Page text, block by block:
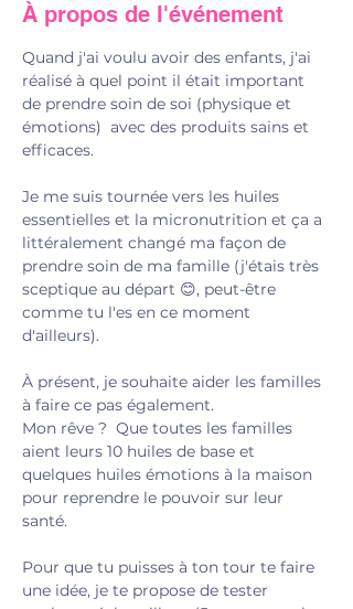
À propos de l'événement
Quand j'ai voulu avoir des enfants, j'ai
réalisé à quel point il était important
de prendre soin de soi (physique et
émotions)  avec des produits sains et
efficaces.
Je me suis tournée vers les huiles
essentielles et la micronutrition et ça a
littéralement changé ma façon de
prendre soin de ma famille (j'étais très
sceptique au départ 😊, peut-être
comme tu l'es en ce moment
d'ailleurs).
À présent, je souhaite aider les familles
à faire ce pas également.
Mon rêve ?  Que toutes les familles
aient leurs 10 huiles de base et
quelques huiles émotions à la maison
pour reprendre le pouvoir sur leur
santé.
Pour que tu puisses à ton tour te faire
une idée, je te propose de tester